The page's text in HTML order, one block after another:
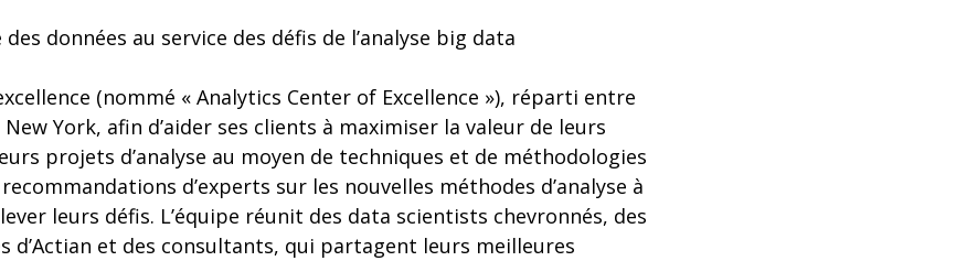
des données au service des défis de l’analyse big data
(nommé « Analytics Center of Excellence »), réparti entre
York, afin d’aider ses clients à maximiser la valeur de leurs
projets d’analyse au moyen de techniques et de méthodologies
d’experts sur les nouvelles méthodes d’analyse à
leurs défis. L’équipe réunit des data scientists chevronnés, des
d’Actian et des consultants, qui partagent leurs meilleures